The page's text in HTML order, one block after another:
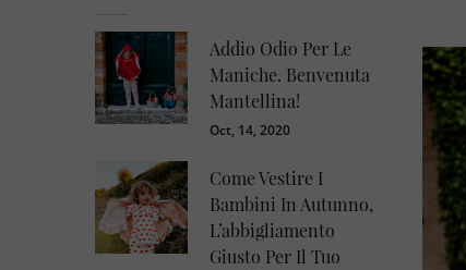
Addio Odio Per Le
Maniche. Benvenuta
Mantellina!
Oct, 14, 2020
Come Vestire I
Bambini In Autunno,
L’abbigliamento
Giusto Per Il Tuo